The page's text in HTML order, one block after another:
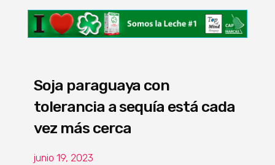
Soja paraguaya con
tolerancia a sequía está cada
vez más cerca
junio 19, 2023